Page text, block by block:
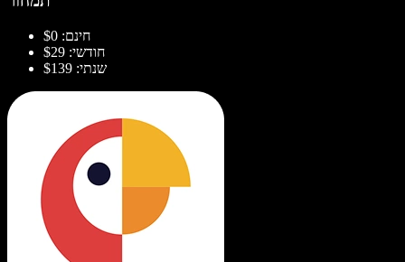
חינם: $0
חודשי: $29
שנתי: $139